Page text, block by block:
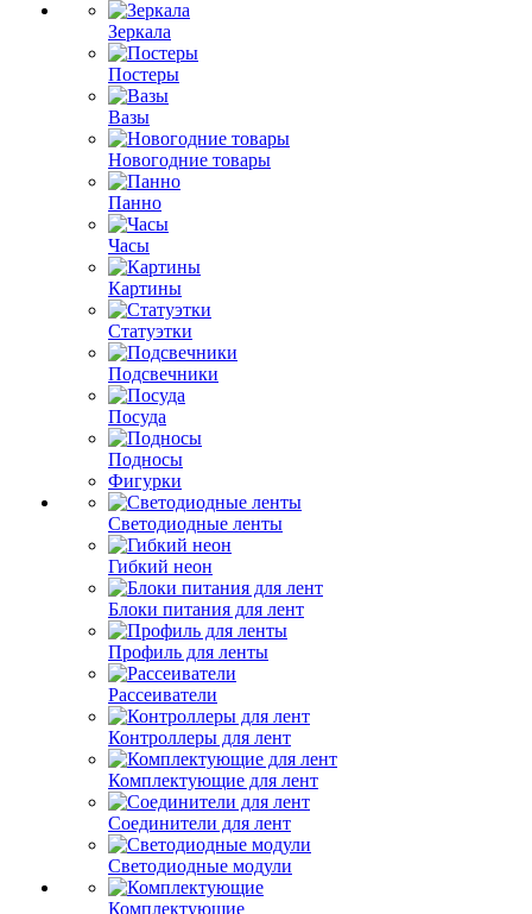
Зеркала
Постеры
Вазы
Новогодние товары
Панно
Часы
Картины
Статуэтки
Подсвечники
Посуда
Подносы
Фигурки
Светодиодные ленты
Гибкий неон
Блоки питания для лент
Профиль для ленты
Рассеиватели
Контроллеры для лент
Комплектующие для лент
Соединители для лент
Светодиодные модули
Комплектующие